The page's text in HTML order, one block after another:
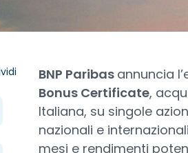
BNP Paribas annuncia
Bonus Certificate,
Italiana, su singole
nazionali e
mesi e rendimenti